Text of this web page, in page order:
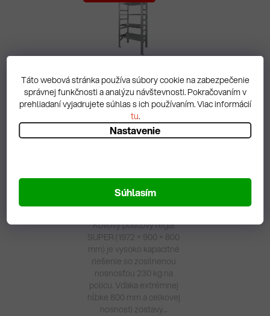
Táto webová stránka používa súbory cookie na zabezpečenie
správnej funkčnosti a analýzu návštevnosti. Pokračovaním v
prehliadaní vyjadrujete súhlas s ich používaním. Viac informácií
tu.
Nastavenie
Súhlasím
Policový regál so 4
policami, 900x800x1972v
mm
149,49 € vrátane DPH
121,54 €
DO KOŠÍKA
Kovový policový regál
SUPER (1972 × 900 × 800
mm) je vysoko kapacitné
riešenie so zosilnenou
nosnosťou 230 kg na
policu. Vďaka extrémnej
hĺbke 800 mm a celkovej
nosnosti zostavy...